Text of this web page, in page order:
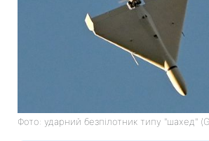
Фото: ударний безпілотник типу "шахед"